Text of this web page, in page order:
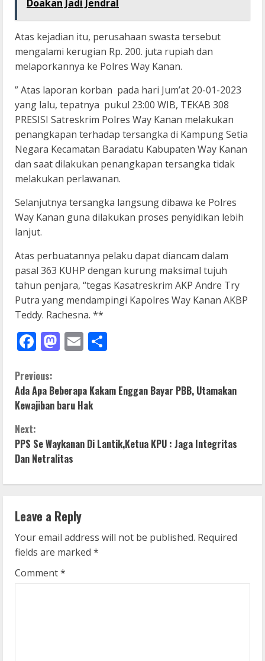
Doakan Jadi Jendral
Atas kejadian itu, perusahaan swasta tersebut
mengalami kerugian Rp. 200. juta rupiah dan
melaporkannya ke Polres Way Kanan.
” Atas laporan korban pada hari Jum’at 20-01-2023
yang lalu, tepatnya pukul 23:00 WIB, TEKAB 308
PRESISI Satreskrim Polres Way Kanan melakukan
penangkapan terhadap tersangka di Kampung Setia
Negara Kecamatan Baradatu Kabupaten Way Kanan
dan saat dilakukan penangkapan tersangka tidak
melakukan perlawanan.
Selanjutnya tersangka langsung dibawa ke Polres
Way Kanan guna dilakukan proses penyidikan lebih
lanjut.
Atas perbuatannya pelaku dapat diancam dalam
pasal 363 KUHP dengan kurung maksimal tujuh
tahun penjara, “tegas Kasatreskrim AKP Andre Try
Putra yang mendampingi Kapolres Way Kanan AKBP
Teddy. Rachesna. **
Facebook
Mastodon
Email
C
o
n
t
i
n
u
e
R
Previous:
Ada Apa Beberapa Kakam Enggan Bayar PBB, Utamakan
Kewajiban baru Hak
Next:
PPS Se Waykanan Di Lantik,Ketua KPU : Jaga Integritas
Dan Netralitas
Leave a Reply
Your email address will not be published. Required
fields are marked *
Comment*